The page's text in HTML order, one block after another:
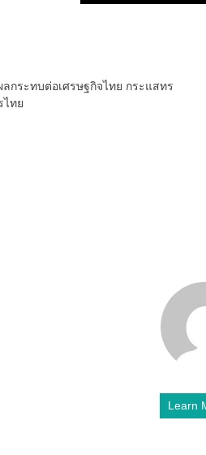
กระทบต่อเศรษฐกิจไทย กระแสทร
ทย
Learn